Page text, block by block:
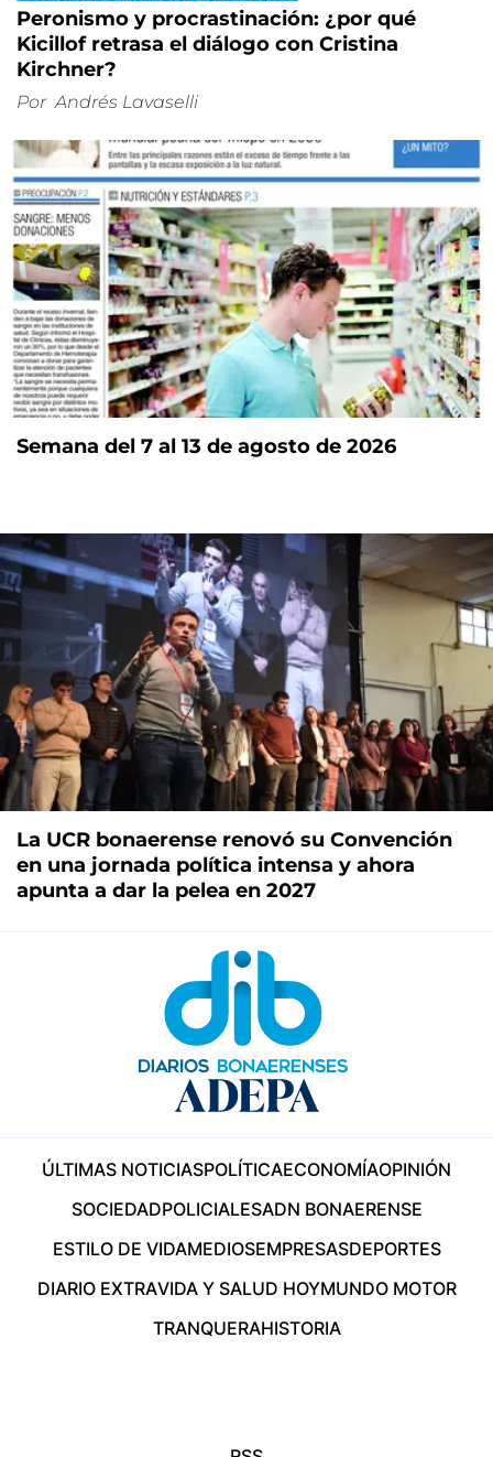
Peronismo y procrastinación: ¿por qué
Kicillof retrasa el diálogo con Cristina
Kirchner?
Por Andrés Lavaselli
Semana del 7 al 13 de agosto de 2026
La UCR bonaerense renovó su Convención
en una jornada política intensa y ahora
apunta a dar la pelea en 2027
ÚLTIMAS NOTICIASPOLÍTICAECONOMÍAOPINIÓN
SOCIEDADPOLICIALESADN BONAERENSE
ESTILO DE VIDAMEDIOSEMPRESASDEPORTES
DIARIO EXTRAVIDA Y SALUD HOYMUNDO MOTOR
TRANQUERAHISTORIA